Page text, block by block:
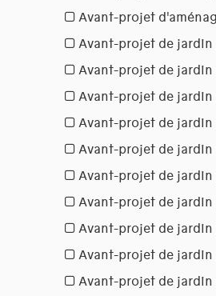
Avant-projet
Avant-projet de
Avant-projet de jardin
Avant-projet de
Avant-projet de
Avant-projet de
Avant-projet de jardin
Avant-projet de jardin
Avant-projet de jardin
Avant-projet de
Avant-projet de